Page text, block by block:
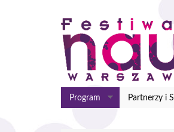
Program Partnerzy i